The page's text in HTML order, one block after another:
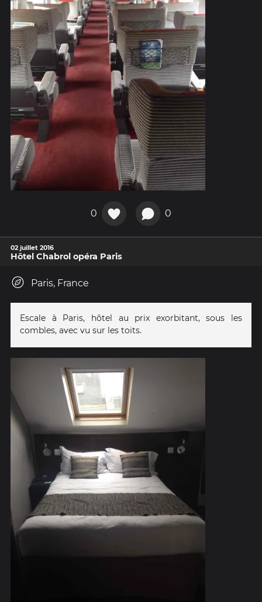
0 0
02 juillet 2016
Hôtel Chabrol opéra Paris
Paris, France
Escale à Paris, hôtel au prix exorbitant, sous les
combles, avec vu sur les toits.